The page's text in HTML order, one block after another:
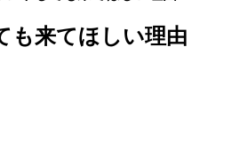
も来てほしい理由